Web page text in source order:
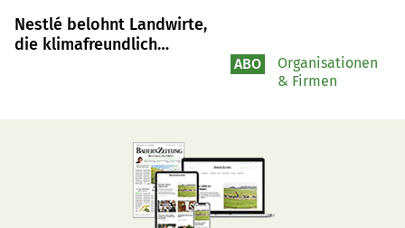
Nestlé belohnt Landwirte,
die klimafreundlich
ABO
Organisationen
& Firmen